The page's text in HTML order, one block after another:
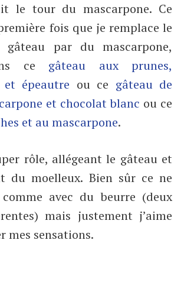
le tour du mascarpone. Ce
fois que je remplace le
gâteau par du mascarpone,
ce gâteau aux prunes,
et épeautre ou ce gâteau de
et chocolat blanc ou ce
et au mascarpone.
rôle, allégeant le gâteau et
du moelleux. Bien sûr ce ne
avec du beurre (deux
mais justement j’aime
mes sensations.